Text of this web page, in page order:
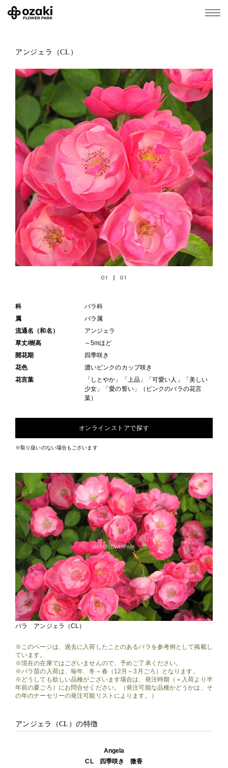
アンジェラ（CL）
01 01
科
バラ科
属
バラ属
流通名（和名）
アンジェラ
草丈/樹高
～5mほど
開花期
四季咲き
花色
濃いピンクのカップ咲き
花言葉
「しとやか」「上品」「可愛い人」「美しい
少女」「愛の誓い」（ピンクのバラの花言
葉）
オンラインストアで探す
※取り扱いのない場合もございます
バラ アンジェラ（CL）
※このページは、過去に入荷したことのあるバラを参考例として掲載し
ています。
※現在の在庫ではございませんので、予めご了承ください。
※バラ苗の入荷は、毎年、冬～春（12月～3月ごろ）となります。
※どうしても欲しい品種がございます場合は、発注時期（＝入荷より半
年前の夏ごろ）にお問合せください。（発注可能な品種かどうかは、そ
の年のナーセリーの発注可能リストによります。）
アンジェラ（CL）の特徴
Angela
CL 四季咲き 微香